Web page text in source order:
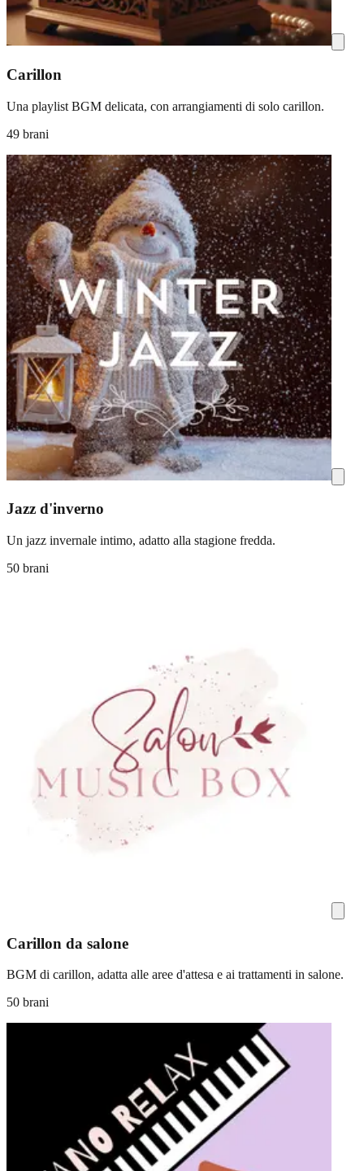
Carillon
Una playlist BGM delicata, con arrangiamenti di solo carillon.
49 brani
Jazz d'inverno
Un jazz invernale intimo, adatto alla stagione fredda.
50 brani
Carillon da salone
BGM di carillon, adatta alle aree d'attesa e ai trattamenti in salone.
50 brani